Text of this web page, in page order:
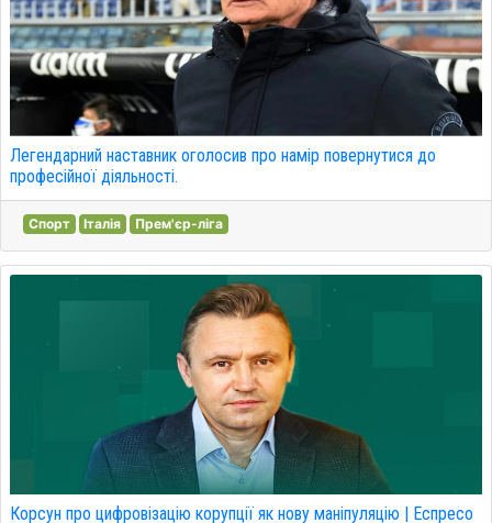
Легендарний наставник оголосив про намір повернутися до
професійної діяльності.
Спорт Італія Прем'єр-ліга
Корсун про цифровізацію корупції як нову маніпуляцію | Еспресо